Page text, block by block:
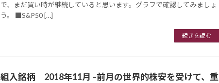
で、まだ買い時が継続していると思います。グラフで確認してみましょ
う。 ■S&P50 […]
続きを読む
組入銘柄 2018年11月 –前月の世界的株安を受けて、重